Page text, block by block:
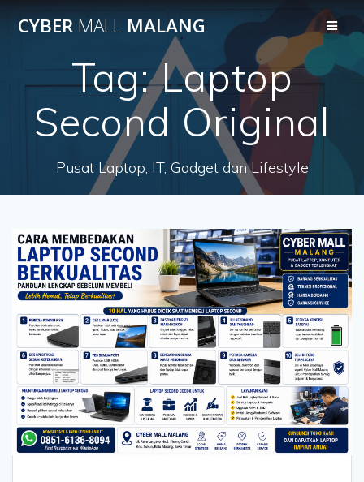
to
content
CYBER MALL MALANG
Tag:Laptop
Second Original
Pusat Laptop, IT, Gadget dan Lifestyle